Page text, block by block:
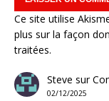
Ce site utilise
plus sur la façon
traitées.
Steve sur
02/12/2025